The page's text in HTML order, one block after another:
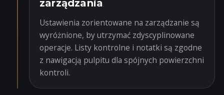
zarządzania
Ustawienia zorientowane na zarządzanie są
wyróżnione, by utrzymać zdyscyplinowane
operacje. Listy kontrolne i notatki są zgodne
z nawigacją pulpitu dla spójnych powierzchni
kontroli.